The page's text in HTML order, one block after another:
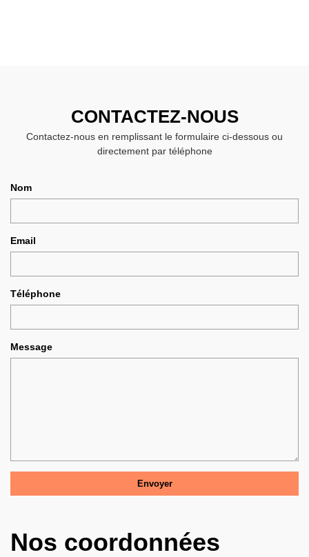
CONTACTEZ-NOUS
Contactez-nous en remplissant le formulaire ci-dessous ou
directement par téléphone
Nom
Email
Téléphone
Message
Nos coordonnées